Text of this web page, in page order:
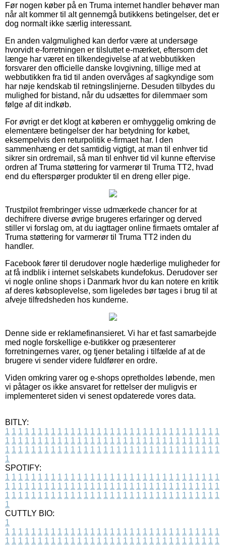
Før nogen køber på en Truma internet handler behøver man
når alt kommer til alt gennemgå butikkens betingelser, det er
dog normalt ikke særlig interessant.
En anden valgmulighed kan derfor være at undersøge
hvorvidt e-forretningen er tilsluttet e-mærket, eftersom det
længe har været en tilkendegivelse af at webbutikken
forsvarer den officielle danske lovgivning, tillige med at
webbutikken fra tid til anden overvåges af sagkyndige som
har nøje kendskab til retningslinjerne. Desuden tilbydes du
mulighed for bistand, når du udsættes for dilemmaer som
følge af dit indkøb.
For øvrigt er det klogt at køberen er omhyggelig omkring de
elementære betingelser der har betydning for købet,
eksempelvis den returpolitik e-firmaet har. I den
sammenhæng er det samtidig vigtigt, at man til enhver tid
sikrer sin ordremail, så man til enhver tid vil kunne eftervise
ordren af Truma støttering for varmerør til Truma TT2, hvad
end du efterspørger produkter til en dreng eller pige.
Trustpilot frembringer visse udmærkede chancer for at
dechifrere diverse øvrige brugeres erfaringer og derved
stiller vi forslag om, at du iagttager online firmaets omtaler af
Truma støttering for varmerør til Truma TT2 inden du
handler.
Facebook fører til derudover nogle hæderlige muligheder for
at få indblik i internet selskabets kundefokus. Derudover ser
vi nogle online shops i Danmark hvor du kan notere en kritik
af deres købsoplevelse, som ligeledes bør tages i brug til at
afveje tilfredsheden hos kunderne.
Denne side er reklamefinansieret. Vi har et fast samarbejde
med nogle forskellige e-butikker og præsenterer
forretningernes varer, og tjener betaling i tilfælde af at de
brugere vi sender videre fuldfører en ordre.
Viden omkring varer og e-shops opretholdes løbende, men
vi påtager os ikke ansvaret for rettelser der muligvis er
implementeret siden vi senest opdaterede vores data.
BITLY:
1 1 1 1 1 1 1 1 1 1 1 1 1 1 1 1 1 1 1 1 1 1 1 1 1 1 1 1 1 1 1 1 1
1 1 1 1 1 1 1 1 1 1 1 1 1 1 1 1 1 1 1 1 1 1 1 1 1 1 1 1 1 1 1 1 1
1 1 1 1 1 1 1 1 1 1 1 1 1 1 1 1 1 1 1 1 1 1 1 1 1 1 1 1 1 1 1 1 1
1
SPOTIFY:
1 1 1 1 1 1 1 1 1 1 1 1 1 1 1 1 1 1 1 1 1 1 1 1 1 1 1 1 1 1 1 1 1
1 1 1 1 1 1 1 1 1 1 1 1 1 1 1 1 1 1 1 1 1 1 1 1 1 1 1 1 1 1 1 1 1
1 1 1 1 1 1 1 1 1 1 1 1 1 1 1 1 1 1 1 1 1 1 1 1 1 1 1 1 1 1 1 1 1
1
CUTTLY BIO:
1
1 1 1 1 1 1 1 1 1 1 1 1 1 1 1 1 1 1 1 1 1 1 1 1 1 1 1 1 1 1 1 1 1
1 1 1 1 1 1 1 1 1 1 1 1 1 1 1 1 1 1 1 1 1 1 1 1 1 1 1 1 1 1 1 1 1